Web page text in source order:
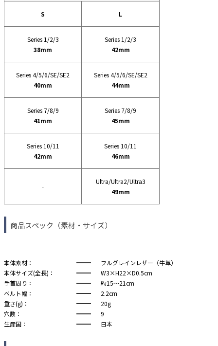
S L
Series 1/2/3
38mm
Series 1/2/3
42mm
Series 4/5/6/SE/SE2
40mm
Series 4/5/6/SE/SE2
44mm
Series 7/8/9
41mm
Series 7/8/9
45mm
Series 10/11
42mm
Series 10/11
46mm
-
Ultra/Ultra2/Ultra3
49mm
商品スペック（素材・サイズ）
本体素材：
フルグレインレザー（牛革）
本体サイズ(全長)：
W3×H22×D0.5cm
手首周り：
約15～21cm
ベルト幅：
2.2cm
重さ(g)：
20g
穴数：
9
生産国：
日本